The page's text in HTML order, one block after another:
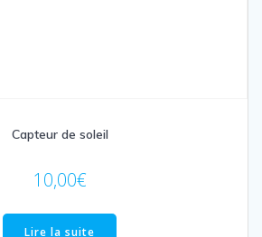
Capteur de soleil
10,00€
Lire la suite